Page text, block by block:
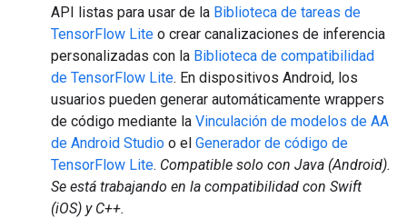
API listas para usar de la Biblioteca de tareas de
TensorFlow Lite o crear canalizaciones de inferencia
personalizadas con la Biblioteca de compatibilidad
de TensorFlow Lite. En dispositivos Android, los
usuarios pueden generar automáticamente wrappers
de código mediante la Vinculación de modelos de AA
de Android Studio o el Generador de código de
TensorFlow Lite. Compatible solo con Java (Android).
Se está trabajando en la compatibilidad con Swift
(iOS) y C++.